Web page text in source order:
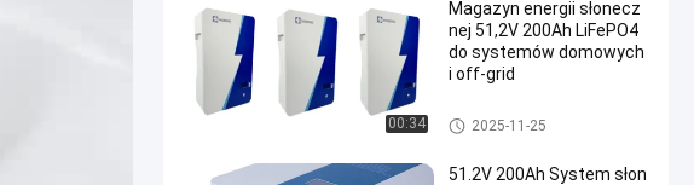
00:34
Magazyn energii słonecz
nej 51,2V 200Ah LiFePO4
do systemów domowych
i off-grid
Bateria do montażu na ściani
e
2025-11-25
51.2V 200Ah System słon